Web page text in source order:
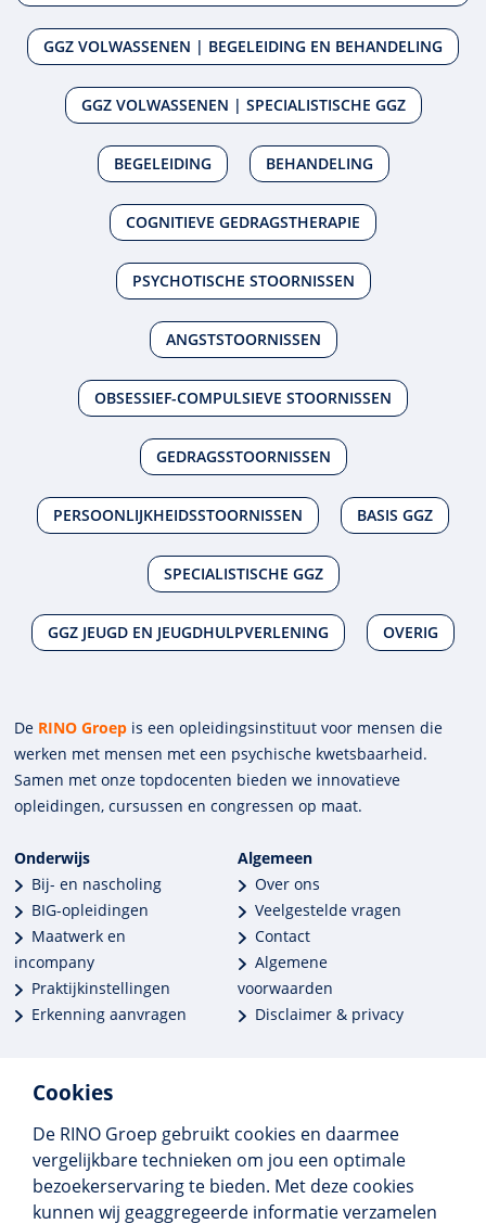
Cookies
De RINO Groep gebruikt cookies en daarmee
vergelijkbare technieken om jou een optimale
bezoekerservaring te bieden. Met deze cookies
kunnen wij geaggregeerde informatie verzamelen
GGZ VOLWASSENEN | BEGELEIDING EN BEHANDELING
GGZ VOLWASSENEN | SPECIALISTISCHE GGZ
BEGELEIDING BEHANDELING
COGNITIEVE GEDRAGSTHERAPIE
PSYCHOTISCHE STOORNISSEN
ANGSTSTOORNISSEN
OBSESSIEF-COMPULSIEVE STOORNISSEN
GEDRAGSSTOORNISSEN
PERSOONLIJKHEIDSSTOORNISSEN BASIS GGZ
SPECIALISTISCHE GGZ
GGZ JEUGD EN JEUGDHULPVERLENING OVERIG
De RINO Groep is een opleidings­insti­tuut voor mensen die
werken met mensen met een psychische kwets­baar­heid.
Samen met onze top­docenten bieden we innova­tieve
opleidingen, cursussen en congres­sen op maat.
Onderwijs
Bij- en nascholing
BIG-opleidingen
Maatwerk en
incompany
Praktijkinstellingen
Erkenning aanvragen
Algemeen
Over ons
Veelgestelde vragen
Contact
Algemene
voorwaarden
Disclaimer & privacy
Meer dan 250 opleidingen
Alle BIG-opleidingen in huis
Cedeo-erkend en CRKBO-geregistreerd